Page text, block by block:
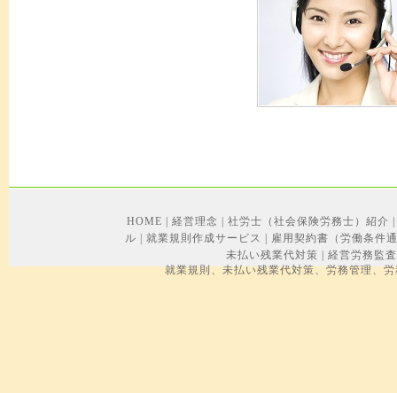
HOME 経営理念 社労士（社会保険労務士）紹介
ル
就業規則作成サービス
雇用契約書（労働条件
未払い残業代対策
経営労務監査
就業規則、未払い残業代対策、労務管理、労務トラブル